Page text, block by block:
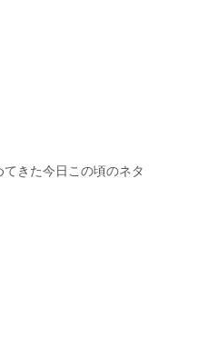
きた今日この頃のネタ